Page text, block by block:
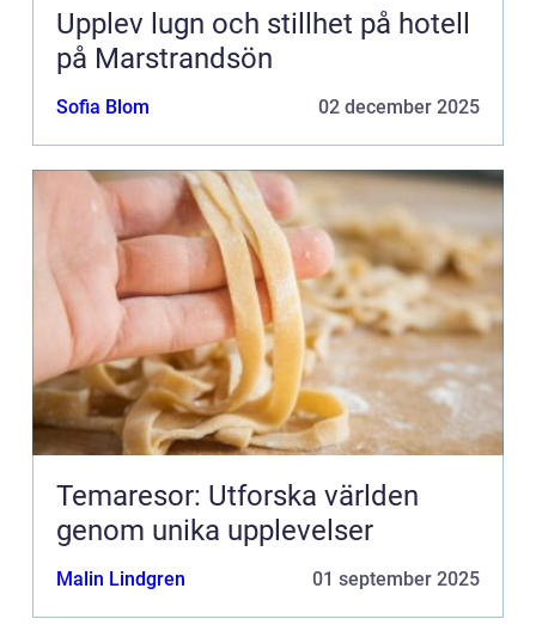
Upplev lugn och stillhet på hotell
på Marstrandsön
Sofia Blom 02 december 2025
Temaresor: Utforska världen
genom unika upplevelser
Malin Lindgren 01 september 2025